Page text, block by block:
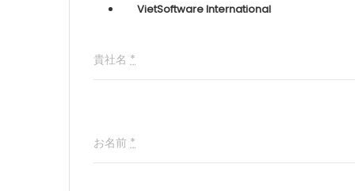
VietSoftware International
貴社名 *
お名前 *